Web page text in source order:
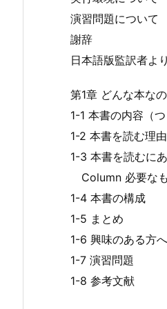
演習問題について
謝辞
日本語版監訳者より
第1章 どんな本な
1-1 本書の内容（
1-2 本書を読む理
1-3 本書を読むに
Column 必要な
1-4 本書の構成
1-5 まとめ
1-6 興味のある方へ
1-7 演習問題
1-8 参考文献